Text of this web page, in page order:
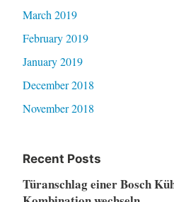
March 2019
February 2019
January 2019
December 2018
November 2018
Recent Posts
Türanschlag einer Bosch